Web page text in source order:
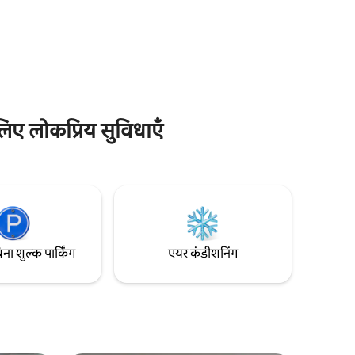
लोकप्रिय सुविधाएँ
शुल्क पार्किंग एयर कंडीशनिंग